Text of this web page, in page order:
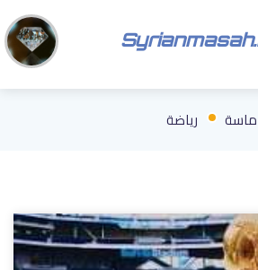
ماسة رياضة